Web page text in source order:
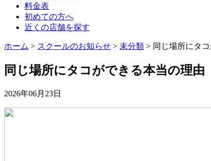
料金表
初めての方へ
近くの店舗を探す
ホーム > スクールのお知らせ > 未分類 > 同じ場所にタ
同じ場所にタコができる本当の理由
2026年06月23日